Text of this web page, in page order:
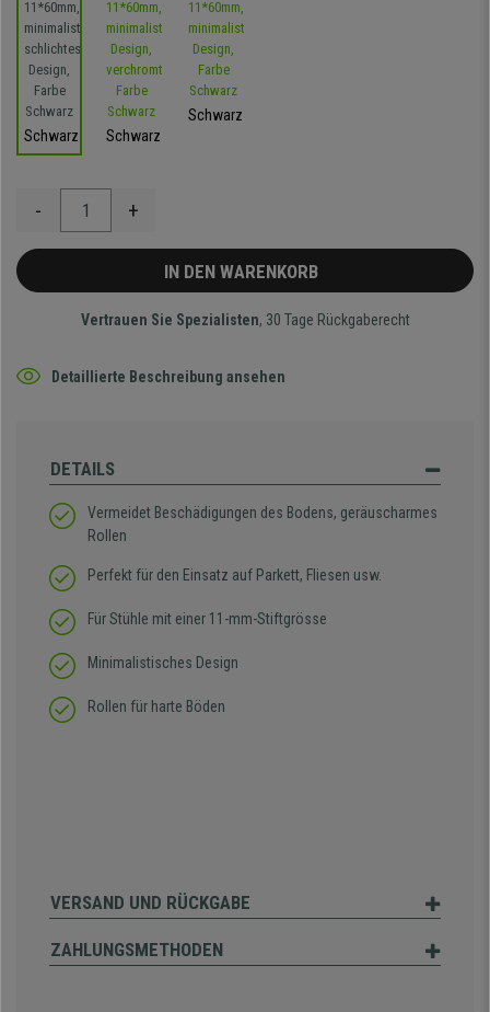
Schwarz Schwarz
Schwarz
- +
IN DEN WARENKORB
Vertrauen Sie Spezialisten, 30 Tage Rückgaberecht
Detaillierte Beschreibung ansehen
DETAILS
Vermeidet Beschädigungen des Bodens, geräuscharmes
Rollen
Perfekt für den Einsatz auf Parkett, Fliesen usw.
Für Stühle mit einer 11-mm-Stiftgrösse
Minimalistisches Design
Rollen für harte Böden
VERSAND UND RÜCKGABE
ZAHLUNGSMETHODEN